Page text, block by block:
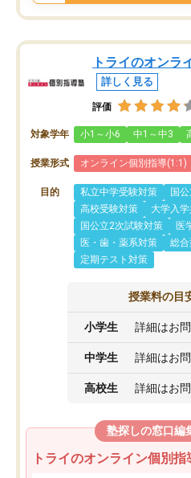
トライのオンラ
詳しく見る
評価
対象学年 小1～小6 中1～中3
授業形式 オンライン個別指導(1:1)
目的 私立中学受験対策
国
高校受験対策
大学入
国公立2次試験対策
医
医・歯・薬系対策
総
定期テスト対策
授業料の目
小学生 詳細はお
中学生 詳細はお
高校生 詳細はお
塾探しの窓口編
トライのオンライン個別